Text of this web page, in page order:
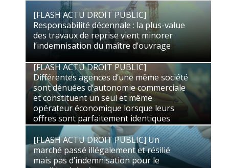
[FLASH ACTU DROIT PUBLIC]
Responsabilité décennale : la plus-value
des travaux de reprise vient minorer
l’indemnisation du maître d’ouvrage
[FLASH ACTU DROIT PUBLIC]
Responsabilité décennale : la plus-value
des travaux de reprise vient minorer
l’indemnisation du maître d’ouvrage
16/06/2026
Droit Public des Affaires
[FLASH ACTU DROIT PUBLIC]
Différentes agences d’une même société
sont dénuées d’autonomie commerciale
et constituent un seul et même
opérateur économique lorsque leurs
offres sont parfaitement identiques
[FLASH ACTU DROIT PUBLIC]
sont dénuées d’autonomie commerciale
et constituent un seul et même
opérateur économique lorsque leurs
offres sont parfaitement identiques
29/05/2026
Droit Public des Affaires
[FLASH ACTU DROIT PUBLIC] Un
marché passé illégalement et résilié
mais pas d’indemnisation pour le
[FLASH ACTU DROIT PUBLIC] Un
marché passé illégalement et résilié
mais pas d’indemnisation pour le
candidat évincé